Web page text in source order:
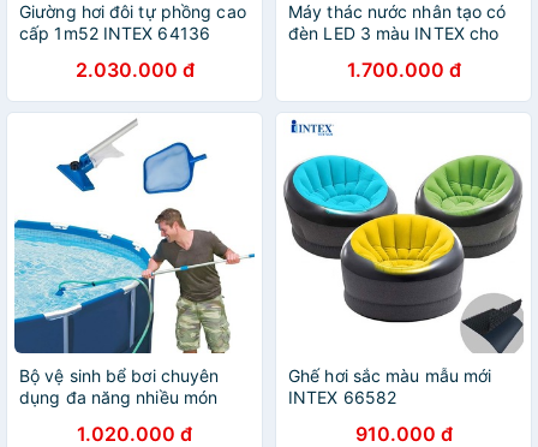
Giường hơi đôi tự phồng cao
cấp 1m52 INTEX 64136
2.030.000 đ
Máy thác nước nhân tạo có
đèn LED 3 màu INTEX cho
1.700.000 đ
Bộ vệ sinh bể bơi chuyên
dụng đa năng nhiều món
1.020.000 đ
Ghế hơi sắc màu mẫu mới
INTEX 66582
910.000 đ